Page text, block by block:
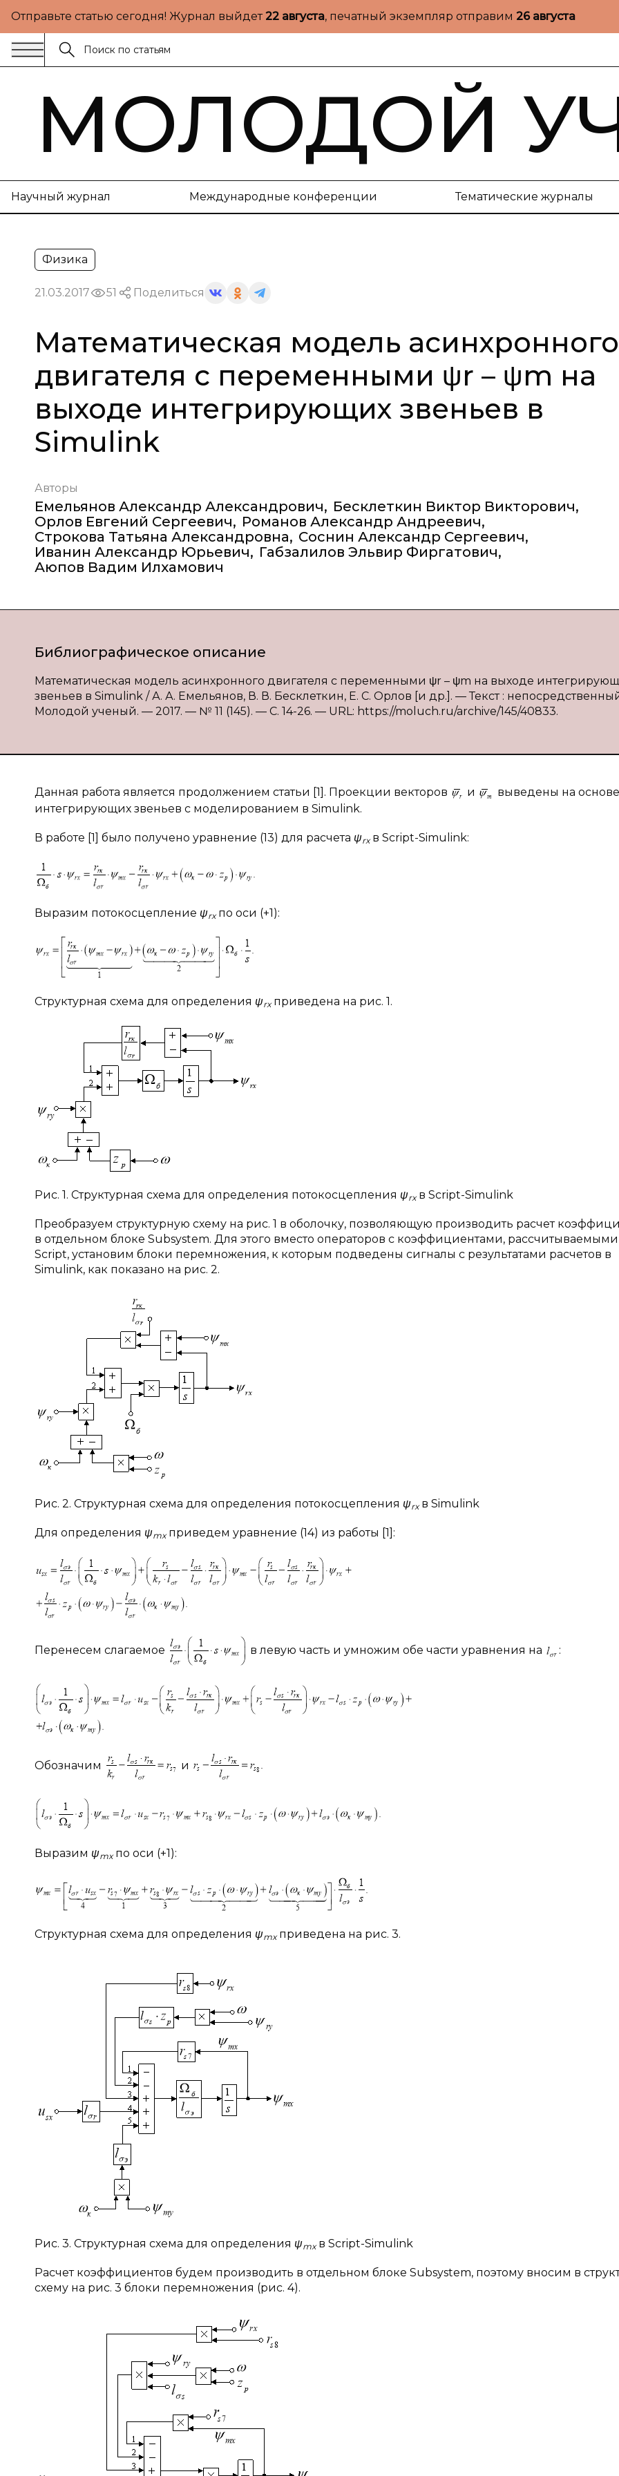
Отправьте статью сегодня! Журнал выйдет22 августа, печатный экземпляр отправим 26 августа
МОЛОДОЙ
Научный журнал Международные конференции Тематические журналы
Физика
21.03.2017 51 Поделиться
Математическая модель асинхронного
двигателя с переменными ψr – ψm на
выходе интегрирующих звеньев в
Simulink
Авторы
Емельянов Александр Александрович, Бесклеткин Виктор Викторович,
Орлов Евгений Сергеевич, Романов Александр Андреевич,
Строкова Татьяна Александровна, Соснин Александр Сергеевич,
Иванин Александр Юрьевич, Габзалилов Эльвир Фиргатович,
Аюпов Вадим Илхамович
Библиографическое описание
Математическая модель асинхронного двигателя с переменными ψr – ψm на выходе
звеньев в Simulink / А. А. Емельянов, В. В. Бесклеткин, Е. С. Орлов [и др.]. — Текст :
Молодой ученый. — 2017. — № 11 (145). — С. 14-26. — URL: https://moluch.ru/archive/145/40833.
Данная работа является продолжением статьи [1]. Проекции векторов и
выведены на основе
интегрирующих звеньев с моделированием в Simulink.
В работе [1] было получено уравнение (13) для расчета ψrxв Script-Simulink:
Выразим потокосцепление ψrxпо оси (+1):
Структурная схема для определения ψrxприведена на рис. 1.
Рис. 1. Структурная схема для определения потокосцепления ψrxв Script-Simulink
Преобразуем структурную схему на рис. 1 в оболочку, позволяющую производить расчет
в отдельном блоке Subsystem. Для этого вместо операторов с коэффициентами,
Script, установим блоки перемножения, к которым подведены сигналы с результатами расчетов в
Simulink, как показано на рис. 2.
Рис. 2. Структурная схема для определения потокосцепления ψrxв Simulink
Для определения ψmxприведем уравнение (14) из работы [1]:
Перенесем слагаемое в левую часть и умножим обе части уравнения на :
Обозначим и
Выразим ψmxпо оси (+1):
Структурная схема для определения ψmxприведена на рис. 3.
Рис. 3. Структурная схема для определения ψmxв Script-Simulink
Расчет коэффициентов будем производить в отдельном блоке Subsystem, поэтому вносим в
схему на рис. 3 блоки перемножения (рис. 4).